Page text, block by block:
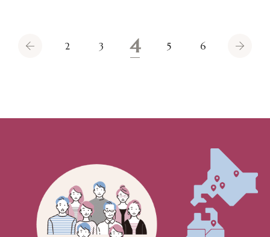
2 3 4 5 6